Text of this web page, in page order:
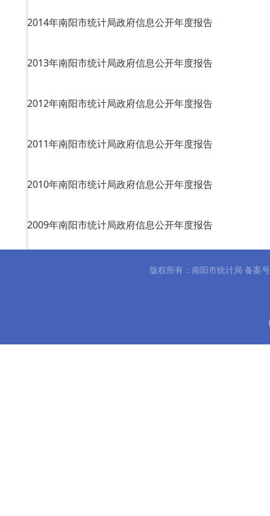
2014年南阳市统计局政府信息公开年度报告
2013年南阳市统计局政府信息公开年度报告
2012年南阳市统计局政府信息公开年度报告
2011年南阳市统计局政府信息公开年度报告
2010年南阳市统计局政府信息公开年度报告
2009年南阳市统计局政府信息公开年度报告
2008年南阳市统计局政府信息公开年度报告
上一
版权所有：南阳市统计局 备案